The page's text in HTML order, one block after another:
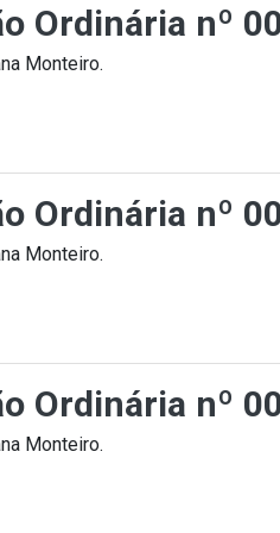
Ordinária nº
Monteiro.
Ordinária nº
Monteiro.
Ordinária nº
Monteiro.